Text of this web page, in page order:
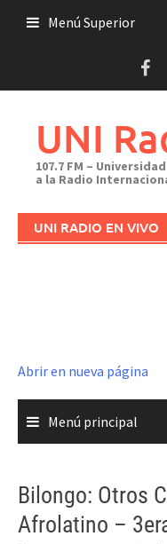
Menú Superior
UNI
107.7 FM –
a la Radio
UNI RADIO EN VIVO
Abrir en nueva página
Menú principal
Bilongo: Otros
Afrolatino –